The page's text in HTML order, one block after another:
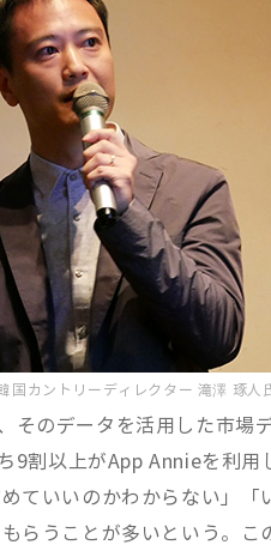
国カントリーディレクター 滝澤 琢人
そのデータを活用した市場
9割以上がApp Annieを利用
ていいのかわからない」「
らうことが多いという。こ